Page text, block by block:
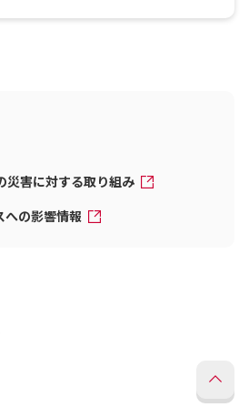
災害に対する取り組み
への影響情報